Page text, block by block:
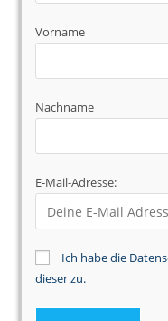
Vorname
Nachname
E-Mail-Adresse:
Ich habe die
dieser zu.